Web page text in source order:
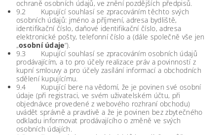
ochraně osobních údajů, ve znění pozdějších předpisů.
9.2 Kupující souhlasí se zpracováním těchto svých
osobních údajů: jméno a příjmení, adresa bydliště,
identifikační číslo, daňové identifikační číslo, adresa
elektronické pošty, telefonní číslo a (dále společně vše jen
„osobní údaje“).
9.3 Kupující souhlasí se zpracováním osobních údajů
prodávajícím, a to pro účely realizace práv a povinností z
kupní smlouvy a pro účely zasílání informací a obchodních
sdělení kupujícímu.
9.4 Kupující bere na vědomí, že je povinen své osobní
údaje (při registraci, ve svém uživatelském účtu, při
objednávce provedené z webového rozhraní obchodu)
uvádět správně a pravdivě a že je povinen bez zbytečného
odkladu informovat prodávajícího o změně ve svých
osobních údajích.